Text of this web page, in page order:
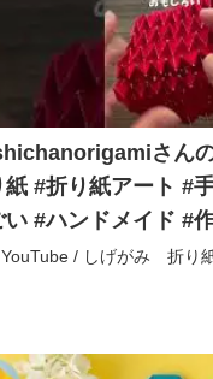
さん
紙 #折り紙アート #
い #ハンドメイド #
たい #登録お願い
YouTube / しげがみ 折り